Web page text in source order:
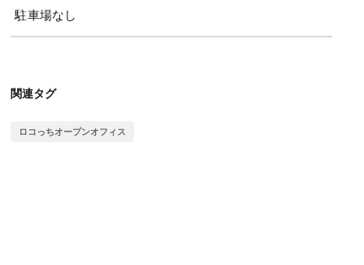
駐車場なし
関連タグ
ロコっちオープンオフィス